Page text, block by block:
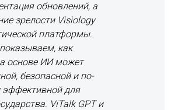
обновлений, а
зрелости Visiology
платформы.
как
основе ИИ может
безопасной и по-
для
ViTalk GPT и